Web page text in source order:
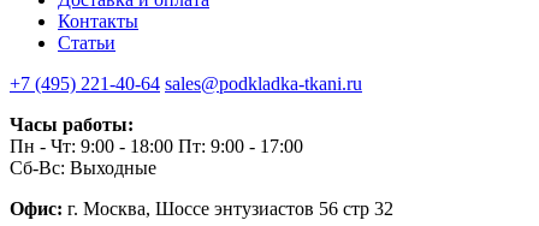
Контакты
Статьи
+7 (495) 221-40-64 sales@podkladka-tkani.ru
Часы работы:
Пн - Чт: 9:00 - 18:00 Пт: 9:00 - 17:00
Сб-Вс: Выходные
Офис: г. Москва, Шоссе энтузиастов 56 стр 32